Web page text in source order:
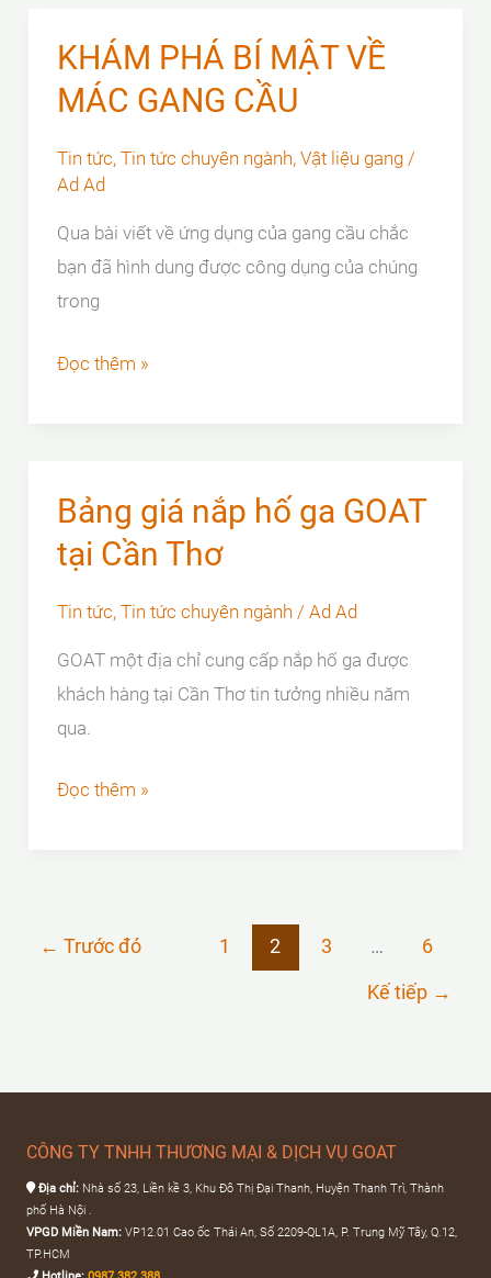
XÁM
Giải
đáp
thắc
KHÁM PHÁ BÍ MẬT VỀ
MÁC GANG CẦU
Tin tức, Tin tức chuyên ngành, Vật liệu gang/
Ad Ad
Qua bài viết về ứng dụng của gang cầu chắc
bạn đã hình dung được công dụng của chúng
trong
KHÁM
VỀ
GANG
CẦU
Đọc thêm »
Bảng giá nắp hố ga GOAT
tại Cần Thơ
Tin tức, Tin tức chuyên ngành / Ad Ad
GOAT một địa chỉ cung cấp nắp hố ga được
khách hàng tại Cần Thơ tin tưởng nhiều năm
qua.
Bảng
GOAT
Đọc thêm »
← Trước đó 1 2 3 … 6
Kế tiếp →
CÔNG TY TNHH THƯƠNG MẠI & DỊCH VỤ GOAT
Địa chỉ: Nhà số 23, Liền kề 3, Khu Đô Thị Đại Thanh, Huyện Thanh Trì, Thành
phố Hà Nội .
VPGD Miền Nam: VP12.01 Cao ốc Thái An, Số 2209-QL1A, P. Trung Mỹ Tây, Q.12,
TP.HCM